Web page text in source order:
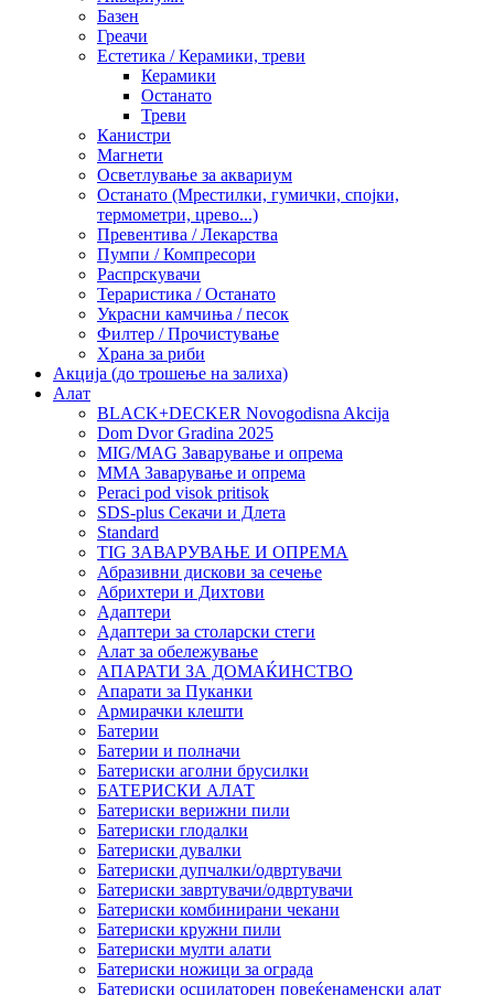
Базен
Греачи
Естетика / Керамики, треви
Керамики
Останато
Треви
Канистри
Магнети
Осветлување за аквариум
Останато (Мрестилки, гумички, спојки,
термометри, црево...)
Превентива / Лекарства
Пумпи / Компресори
Распрскувачи
Тераристика / Останато
Украсни камчиња / песок
Филтер / Прочистување
Храна за риби
Акција (до трошење на залиха)
Алат
BLACK+DECKER Novogodisna Akcija
Dom Dvor Gradina 2025
MIG/MAG Заварување и опрема
MMA Заварување и опрема
Peraci pod visok pritisok
SDS-plus Секачи и Длета
Standard
TIG ЗАВАРУВАЊЕ И ОПРЕМА
Абразивни дискови за сечење
Абрихтери и Дихтови
Адаптери
Адаптери за столарски стеги
Алат за обележување
АПАРАТИ ЗА ДОМАЌИНСТВО
Апарати за Пуканки
Армирачки клешти
Батерии
Батерии и полначи
Батериски аголни брусилки
БАТЕРИСКИ АЛАТ
Батериски верижни пили
Батериски глодалки
Батериски дувалки
Батериски дупчалки/одвртувачи
Батериски завртувачи/одвртувачи
Батериски комбинирани чекани
Батериски кружни пили
Батериски мулти алати
Батериски ножици за ограда
Батериски осцилаторен повеќенаменски алат